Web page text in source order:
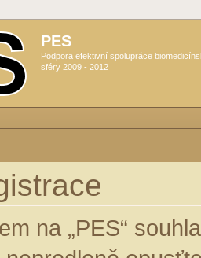
PES
Podpora efektivní spolupráce
sféry 2009 - 2012
na „PES“